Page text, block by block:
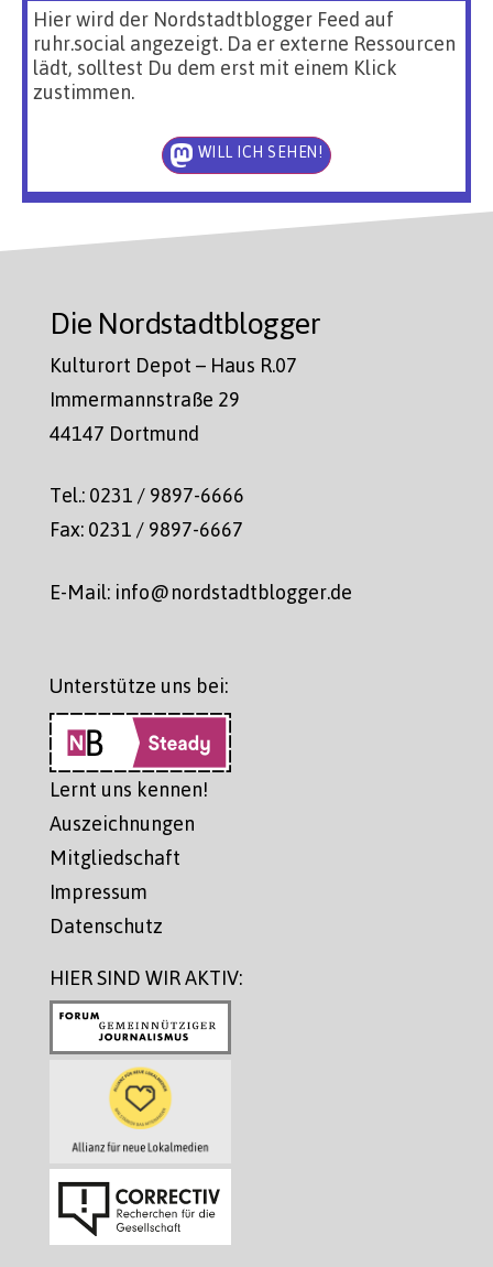
Hier wird der Nordstadtblogger Feed auf
ruhr.social angezeigt. Da er externe Ressourcen
lädt, solltest Du dem erst mit einem Klick
zustimmen.
WILL ICH SEHEN!
Die Nordstadtblogger
Kulturort Depot – Haus R.07
Immermannstraße 29
44147 Dortmund
Tel.: 0231 / 9897-6666
Fax: 0231 / 9897-6667
E-Mail: info@nordstadtblogger.de
Unterstütze uns bei:
Lernt uns kennen!
Auszeichnungen
Mitgliedschaft
Impressum
Datenschutz
HIER SIND WIR AKTIV: